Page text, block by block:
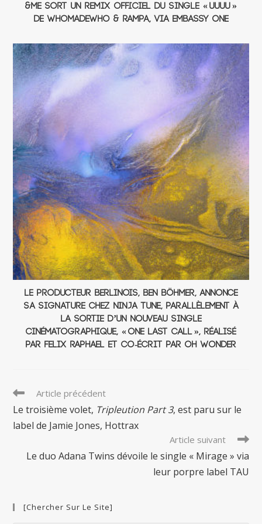
&ME sort un remix officiel du single « UUUU »
de WhoMadeWho & Rampa, via Embassy One
Le producteur berlinois, Ben Böhmer, annonce
sa signature chez Ninja Tune, parallèlement à
la sortie d’un nouveau single
cinématographique, « One Last Call », réalisé
par Felix Raphael et co-écrit par Oh Wonder
Read
articles
Article précédent
Le troisième volet, Tripleution Part 3, est paru sur le
label de Jamie Jones, Hottrax
Article suivant
Le duo Adana Twins dévoile le single « Mirage » via
leur porpre label TAU
[Chercher Sur Le Site]